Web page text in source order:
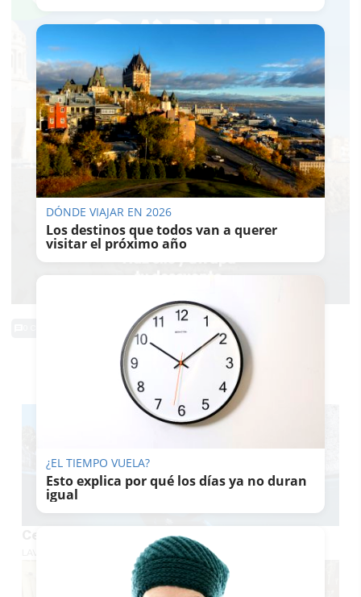
TE PUEDE INTERESAR
Ceuta, un destino entre mares y cultura
DÓNDE VIAJAR EN 2026
Los destinos que todos van a querer
visitar el próximo año
¿EL TIEMPO VUELA?
Esto explica por qué los días ya no duran
igual